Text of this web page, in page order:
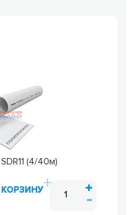
(4/40м)
КОРЗИНУ